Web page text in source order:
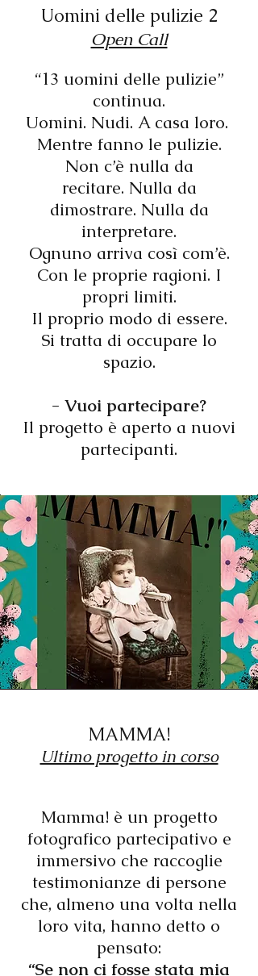
Uomini delle pulizie 2
Open Call
“13 uomini delle pulizie”
continua.
Uomini. Nudi. A casa loro.
Mentre fanno le pulizie.
Non c’è nulla da
recitare. Nulla da
dimostrare. Nulla da
interpretare.
Ognuno arriva così com’è.
Con le proprie ragioni. I
propri limiti.
Il proprio modo di essere.
Si tratta di occupare lo
spazio.
- Vuoi partecipare?
Il progetto è aperto a nuovi
partecipanti.
MAMMA!
Ultimo progetto in corso
Mamma! è un progetto
fotografico partecipativo e
immersivo che raccoglie
testimonianze di persone
che, almeno una volta nella
loro vita, hanno detto o
pensato:
“Se non ci fosse stata mia